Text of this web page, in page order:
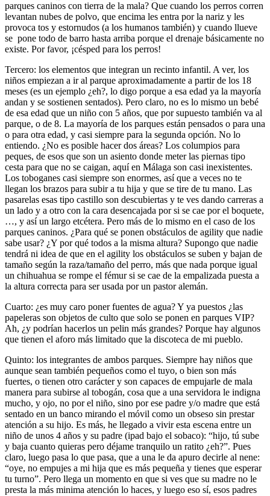
parques caninos con tierra de la mala? Que cuando los perros corren
levantan nubes de polvo, que encima les entra por la nariz y les
provoca tos y estornudos (a los humanos también) y cuando llueve
se pone todo de barro hasta arriba porque el drenaje básicamente no
existe. Por favor, ¡césped para los perros!
Tercero: los elementos que integran un recinto infantil. A ver, los
niños empiezan a ir al parque aproximadamente a partir de los 18
meses (es un ejemplo ¿eh?, lo digo porque a esa edad ya la mayoría
andan y se sostienen sentados). Pero claro, no es lo mismo un bebé
de esa edad que un niño con 5 años, que por supuesto también va al
parque, o de 8. La mayoría de los parques están pensados o para una
o para otra edad, y casi siempre para la segunda opción. No lo
entiendo. ¿No es posible hacer dos áreas? Los columpios para
peques, de esos que son un asiento donde meter las piernas tipo
cesta para que no se caigan, aquí en Málaga son casi inexistentes.
Los toboganes casi siempre son enormes, así que a veces no te
llegan los brazos para subir a tu hija y que se tire de tu mano. Las
pasarelas esas tipo castillo son descubiertas y te ves dando carreras a
un lado y a otro con la cara desencajada por si se cae por el boquete,
…, y así un largo etcétera. Pero más de lo mismo en el caso de los
parques caninos. ¿Para qué se ponen obstáculos de agility que nadie
sabe usar? ¿Y por qué todos a la misma altura? Supongo que nadie
tendrá ni idea de que en el agility los obstáculos se suben y bajan de
tamaño según la raza/tamaño del perro, más que nada porque igual
un chihuahua se rompe el fémur si se cae de la empalizada puesta a
la altura correcta para ser usada por un pastor alemán.
Cuarto: ¿es muy caro poner fuentes de agua? Y ya puestos ¿las
papeleras son objetos de culto que solo se ponen en parques VIP?
Ah, ¿y podrían hacerlos un pelin más grandes? Porque hay algunos
que tienen el aforo más limitado que la discoteca de mi pueblo.
Quinto: los integrantes de ambos parques. Siempre hay niños que
aunque sean también pequeños como el tuyo, o bien son más
fuertes, o tienen otro carácter y son capaces de empujarle de mala
manera para subirse al tobogán, cosa que a una servidora le indigna
mucho, y ojo, no por el niño, sino por ese padre y/o madre que está
sentado en un banco mirando el móvil como un obseso sin prestar
atención a su hijo. Es más, he llegado a vivir esta escena entre un
niño de unos 4 años y su padre (ipad bajo el sobaco): “hijo, tú sube
y baja cuanto quieras pero déjame tranquilo un ratito ¿eh?”. Pues
claro, luego pasa lo que pasa, que a una le da apuro decirle al nene:
“oye, no empujes a mi hija que es más pequeña y tienes que esperar
tu turno”. Pero llega un momento en que si ves que su madre no le
presta la más minima atención lo haces, y luego eso sí, esos padres